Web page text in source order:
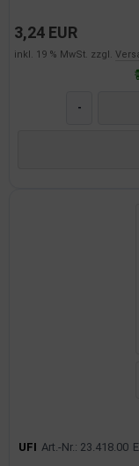
3,24 EUR
inkl. 19 % MwSt. zzgl.
-
UFI Art.-Nr.: 23.418.00